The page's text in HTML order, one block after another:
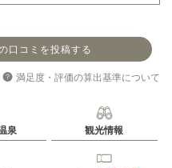
口コミを投稿する
満足度・評価の算出基準について
泉 観光情報